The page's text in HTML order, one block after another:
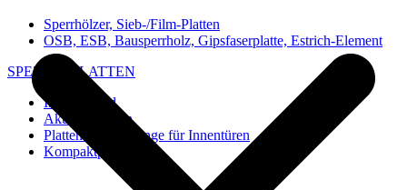
Sperrhölzer, Sieb-/Film-Platten
OSB, ESB, Bausperrholz, Gipsfaserplatte, Estrich-Element
SPEZIAL-PLATTEN
Imi-Verbund
Akustik-Platten
Platten und Rohlinge für Innentüren
Kompaktplatten